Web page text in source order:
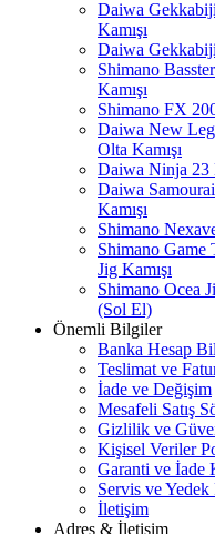
Daiwa
Kamışı
Daiwa
Shimano
Kamışı
Shimano FX
Daiwa New
Olta Kamışı
Daiwa Ninja 23
Daiwa
Kamışı
Shimano
Shimano
Jig Kamışı
Shimano Ocea
(Sol El)
Önemli Bilgiler
Banka Hesap
Teslimat ve
İade ve Değişim
Mesafeli Satış
Gizlilik ve
Kişisel Veriler
Garanti ve İade
Servis ve Yedek
İletişim
Adres & İletişim